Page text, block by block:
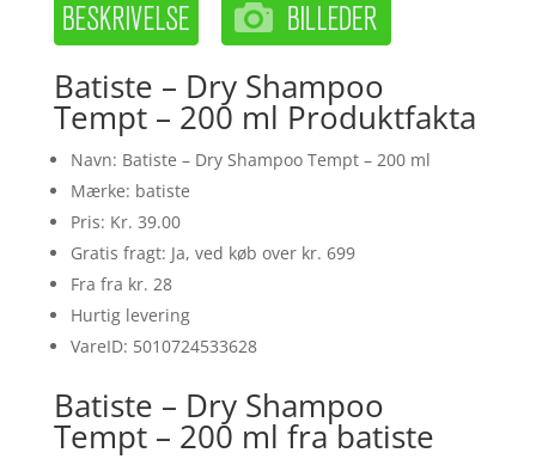
Batiste – Dry Shampoo
Tempt – 200 ml Produktfakta
Navn: Batiste – Dry Shampoo Tempt – 200 ml
Mærke: batiste
Pris: Kr. 39.00
Gratis fragt: Ja, ved køb over kr. 699
Fra fra kr. 28
Hurtig levering
VareID: 5010724533628
Batiste – Dry Shampoo
Tempt – 200 ml fra batiste